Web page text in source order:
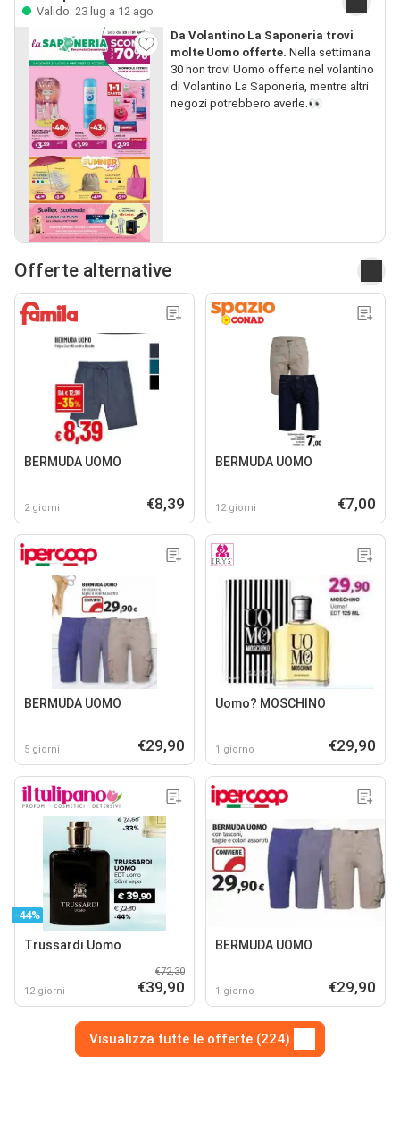
Valido: 23 lug a 12 ago
Da Volantino La Saponeria trovi
molte Uomo offerte. Nella settimana
30 non trovi Uomo offerte nel volantino
di Volantino La Saponeria, mentre altri
negozi potrebbero averle.👀
Offerte alternative
BERMUDA UOMO
2 giorni €8,39
BERMUDA UOMO
12 giorni €7,00
BERMUDA UOMO
5 giorni €29,90
Uomo? MOSCHINO
1 giorno €29,90
-44%
Trussardi Uomo
12 giorni
€72,30
€39,90
BERMUDA UOMO
1 giorno €29,90
Visualizza tutte le offerte (224)